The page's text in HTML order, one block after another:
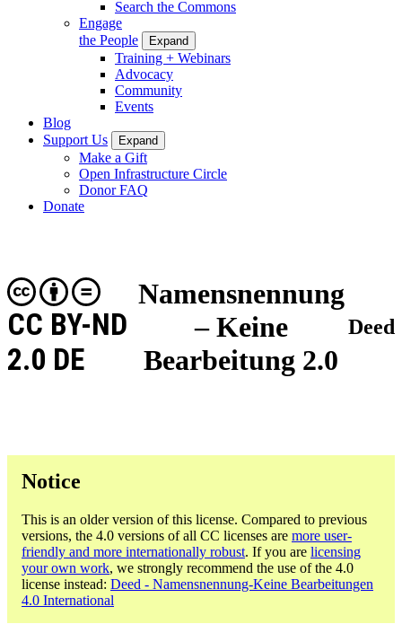
Search the Commons
Engage
the People
Expand
Training + Webinars
Advocacy
Community
Events
Blog
Support Us
Expand
Make a Gift
Open Infrastructure Circle
Donor FAQ
Donate
Namensnennung
– Keine
Bearbeitung 2.0
CC BY-ND
2.0 DE
Deed
Notice
This is an older version of this license. Compared to previous
versions, the 4.0 versions of all CC licenses are more user-
friendly and more internationally robust. If you are licensing
your own work, we strongly recommend the use of the 4.0
license instead: Deed - Namensnennung-Keine Bearbeitungen
4.0 International